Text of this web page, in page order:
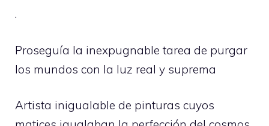
.
Proseguía la inexpugnable tarea de purgar
los mundos con la luz real y suprema
Artista inigualable de pinturas cuyos